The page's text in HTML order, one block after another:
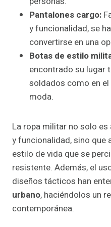
Pantalones cargo:
y funcionalidad, se
convertirse en una
Botas de estilo
encontrado su lugar
soldados como en
moda.
La ropa militar no solo
y funcionalidad, sino que
estilo de vida que se
resistente. Además, el
diseños tácticos han
urbano, haciéndolos un
contemporánea.